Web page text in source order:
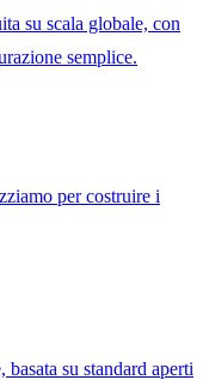
su scala globale, con
semplice.
per costruire i
su standard aperti